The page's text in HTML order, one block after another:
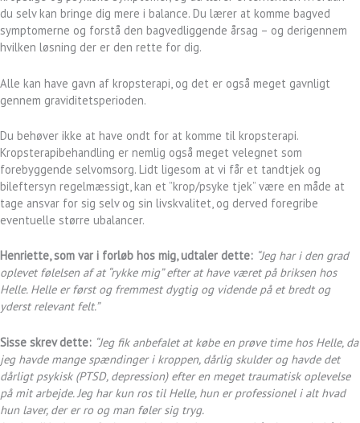
du selv kan bringe dig mere i balance. Du lærer at komme bagved
symptomerne og forstå den bagvedliggende årsag – og derigennem
hvilken løsning der er den rette for dig.
Alle kan have gavn af kropsterapi, og det er også meget gavnligt
gennem graviditetsperioden.
Du behøver ikke at have ondt for at komme til kropsterapi.
Kropsterapibehandling er nemlig også meget velegnet som
forebyggende selvomsorg. Lidt ligesom at vi får et tandtjek og
bileftersyn regelmæssigt, kan et ”krop/psyke tjek” være en måde at
tage ansvar for sig selv og sin livskvalitet, og derved foregribe
eventuelle større ubalancer.
Henriette, som var i forløb hos mig, udtaler dette: “Jeg har i den grad
oplevet følelsen af at “rykke mig” efter at have været på briksen hos
Helle. Helle er først og fremmest dygtig og vidende på et bredt og
yderst relevant felt.”
Sisse skrev dette: “Jeg fik anbefalet at købe en prøve time hos Helle, da
jeg havde mange spændinger i kroppen, dårlig skulder og havde det
dårligt psykisk (PTSD, depression) efter en meget traumatisk oplevelse
på mit arbejde. Jeg har kun ros til Helle, hun er professionel i alt hvad
hun laver, der er ro og man føler sig tryg.